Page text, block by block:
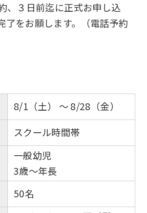
、３日前迄に正式お申し込
了をお願します。（電話予約
8/1（土） 〜 8/28（金）
スクール時間帯
一般幼児
3歳～年長
50名